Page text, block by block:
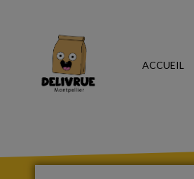
ACCUEIL